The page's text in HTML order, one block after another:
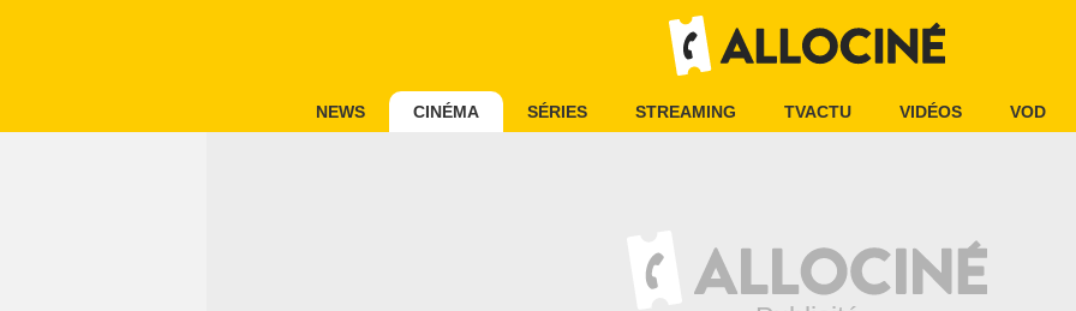
NEWS CINÉMA SÉRIES STREAMING TVACTU VIDÉOS VOD